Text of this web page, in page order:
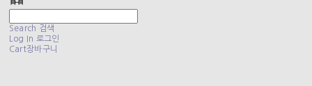
Search 검색
Log In 로그인
Cart장바구니